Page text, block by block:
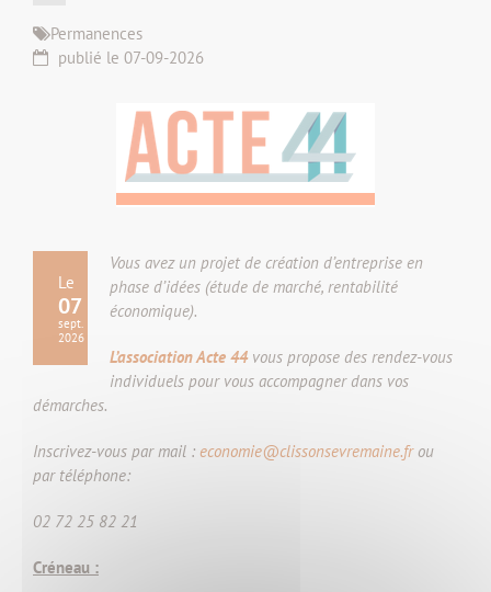
Permanences
publié le 07-09-2026
Le
07
sept.
2026
Vous avez un projet de création d’entreprise en
phase d’idées (étude de marché, rentabilité
économique).
L’association Acte 44 vous propose des rendez-vous
individuels pour vous accompagner dans vos
démarches.
Inscrivez-vous par mail : economie@clissonsevremaine.frou
par téléphone:
02 72 25 82 21
Créneau :